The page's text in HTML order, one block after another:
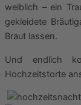
weiblich – ein
gekleidete
Braut lassen.
Und endlich
Hochzeitstorte